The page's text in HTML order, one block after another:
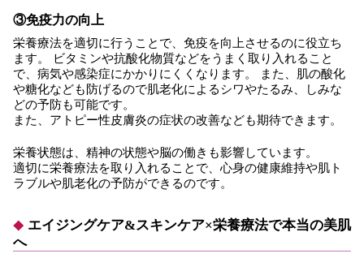
③免疫力の向上
栄養療法を適切に行うことで、免疫を向上させるのに役立ち
ます。 ビタミンや抗酸化物質などをうまく取り入れること
で、病気や感染症にかかりにくくなります。 また、肌の酸化
や糖化なども防げるので肌老化によるシワやたるみ、しみな
どの予防も可能です。
また、アトピー性皮膚炎の症状の改善なども期待できます。
栄養状態は、精神の状態や脳の働きも影響しています。
適切に栄養療法を取り入れることで、心身の健康維持や肌ト
ラブルや肌老化の予防ができるのです。
エイジングケア&スキンケア×栄養療法で本当の美肌
へ